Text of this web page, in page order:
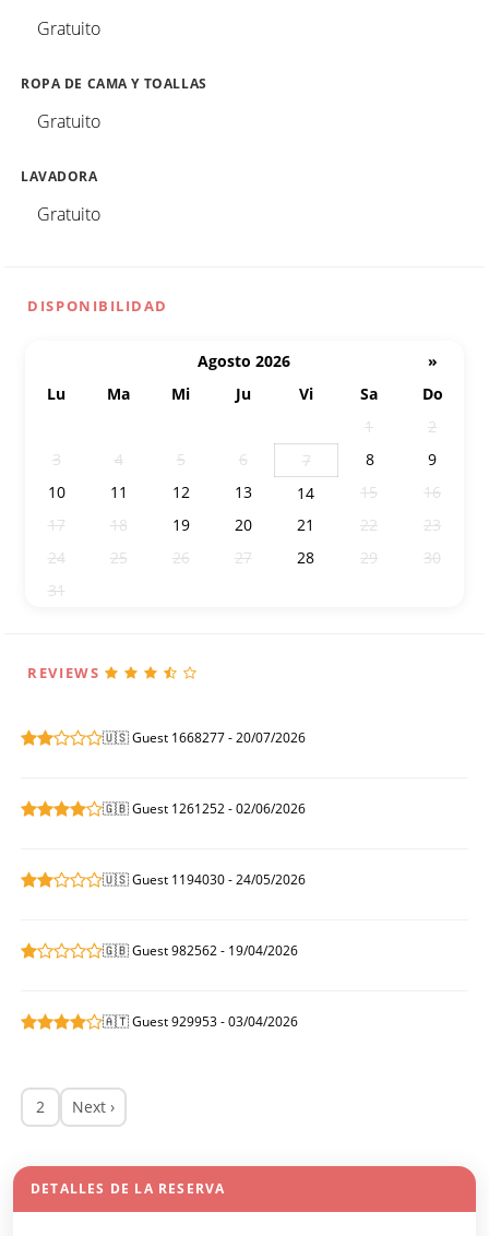
Gratuito
ROPA DE CAMA Y TOALLAS
Gratuito
LAVADORA
Gratuito
DISPONIBILIDAD
Agosto 2026
»
Lu
Ma Mi Ju Vi Sa
Do
1
2
3
4 5 6 7 8
9
10
11 12 13 14 15
16
17
18 19 20 21 22
23
24
25 26 27 28 29
30
31
REVIEWS
🇺🇸 Guest 1668277 - 20/07/2026
🇬🇧 Guest 1261252 - 02/06/2026
🇺🇸 Guest 1194030 - 24/05/2026
🇬🇧 Guest 982562 - 19/04/2026
🇦🇹 Guest 929953 - 03/04/2026
2 Next ›
DETALLES DE LA RESERVA